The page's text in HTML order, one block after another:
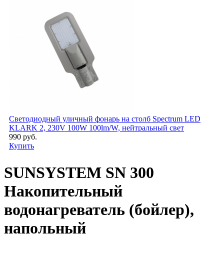
Светодиодный уличный фонарь на столб Spectrum LED
KLARK 2, 230V 100W 100lm/W, нейтральный свет
990 руб.
Купить
SUNSYSTEM SN 300
Накопительный
водонагреватель (бойлер),
напольный